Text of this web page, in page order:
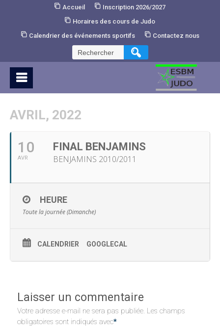
Accueil
Inscription 2026/2027
Horaires des cours de Judo
Calendrier des événements sportifs
Contactez nous
Rechercher :
AVRIL, 2022
10
AVR
FINAL BENJAMINS
BENJAMINS 2010/2011
HEURE
Toute la journée (Dimanche)
CALENDRIER GOOGLECAL
Laisser un commentaire
Votre adresse e-mail ne sera pas publiée. Les champs
obligatoires sont indiqués avec*